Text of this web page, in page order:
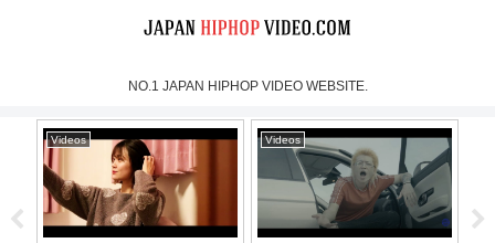
NO.1 JAPAN HIPHOP VIDEO WEBSITE.
Videos Videos